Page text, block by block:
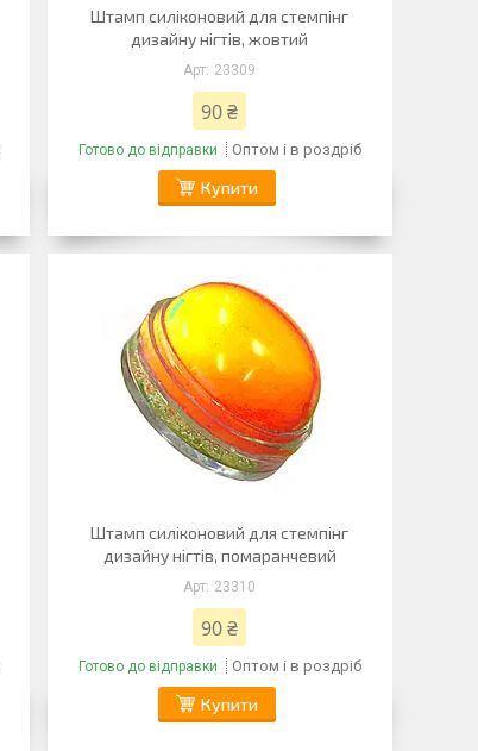
Штамп силіконовий для стемпінг
дизайну нігтів, жовтий
23309
90 ₴
Готово до відправки Оптом і в роздріб
Купити
Штамп силіконовий для стемпінг
дизайну нігтів, помаранчевий
23310
90 ₴
Готово до відправки Оптом і в роздріб
Купити